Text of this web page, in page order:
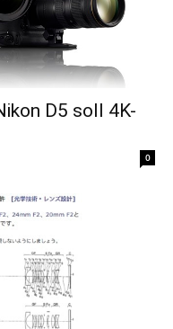
D5 soll 4K-
0